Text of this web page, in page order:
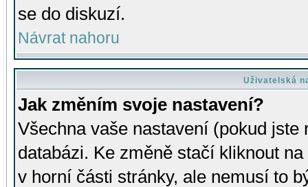
se do diskuzí.
Návrat nahoru
Uživatelská
Jak změním svoje nastavení?
Všechna vaše nastavení (pokud
databázi. Ke změně stačí kliknout
v horní části stránky, ale nemusí to